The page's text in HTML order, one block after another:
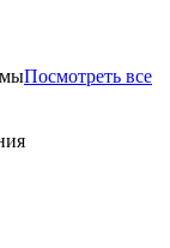
Посмотреть все